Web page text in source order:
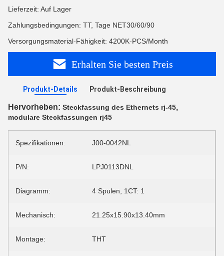
Lieferzeit: Auf Lager
Zahlungsbedingungen: TT, Tage NET30/60/90
Versorgungsmaterial-Fähigkeit: 4200K-PCS/Month
Erhalten Sie besten Preis
Produkt-Details Produkt-Beschreibung
Hervorheben: Steckfassung des Ethernets rj-45,
modulare Steckfassungen rj45
Spezifikationen: J00-0042NL
P/N: LPJ0113DNL
Diagramm: 4 Spulen, 1CT: 1
Mechanisch: 21.25x15.90x13.40mm
Montage: THT